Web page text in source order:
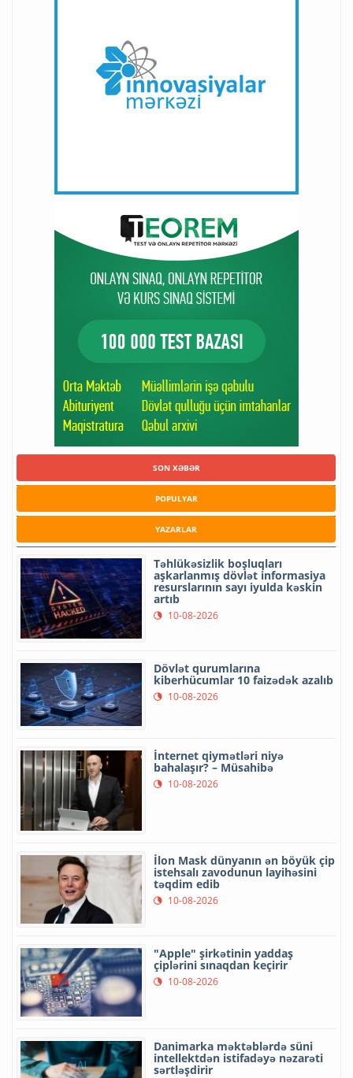
SON XƏBƏR
POPULYAR
YAZARLAR
Təhlükəsizlik boşluqları
aşkarlanmış dövlət informasiya
resurslarının sayı iyulda kəskin
artıb
10-08-2026
Dövlət qurumlarına
kiberhücumlar 10 faizədək azalıb
10-08-2026
İnternet qiymətləri niyə
bahalaşır? – Müsahibə
10-08-2026
İlon Mask dünyanın ən böyük çip
istehsalı zavodunun layihəsini
təqdim edib
10-08-2026
"Apple" şirkətinin yaddaş
çiplərini sınaqdan keçirir
10-08-2026
Danimarka məktəblərdə süni
intellektdən istifadəyə nəzarəti
sərtləşdirir